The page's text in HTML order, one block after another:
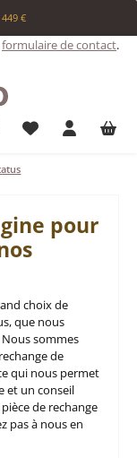
€
formulaire de contact.
Vous avez 0
pour
choix de
que nous
sommes
de
qui nous permet
et un conseil
de rechange
pas à nous en